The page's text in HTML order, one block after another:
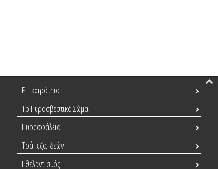
Επικαιρότητα
Το Πυροσβεστικό Σώμα
Πυρασφάλεια
Τράπεζα Ιδεών
Εθελοντισμός